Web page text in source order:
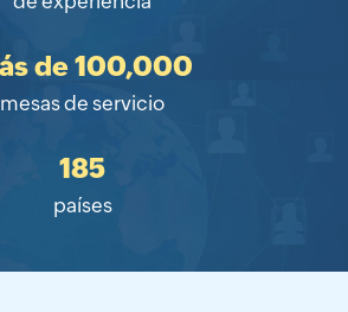
de100,000
mesas de servicio
185
países